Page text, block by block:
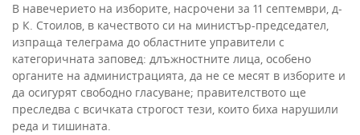
В навечерието на изборите, насрочени за 11 септември, д-
р К. Стоилов, в качеството си на министър-председател,
изпраща телеграма до областните управители с
категоричната заповед: длъжностните лица, особено
органите на администрацията, да не се месят в изборите и
да осигурят свободно гласуване; правителството ще
преследва с всичката строгост тези, които биха нарушили
реда и тишината.